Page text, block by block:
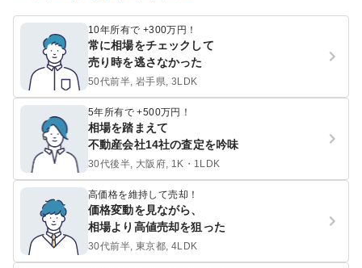
10年所有で +300万円！
常に相場をチェックして
売り時を逃さなかった
50代前半, 岩手県, 3LDK
5年所有で +500万円！
相場を踏まえて
不動産会社14社の査定を吟味
30代後半, 大阪府, 1K・1LDK
高価格を維持して売却！
価格変動を見ながら、
相場より高値売却を狙った
30代前半, 東京都, 4LDK